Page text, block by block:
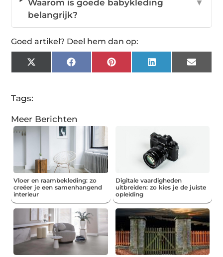
Waarom is goede babykleding
belangrijk?
▼
Goed artikel? Deel hem dan op:
X
(Twitter)
FacebookPinterestLinkedInEmail
Tags:
Meer Berichten
Vloer en raambekleding: zo
creëer je een samenhangend
interieur
Digitale vaardigheden
uitbreiden: zo kies je de juiste
opleiding